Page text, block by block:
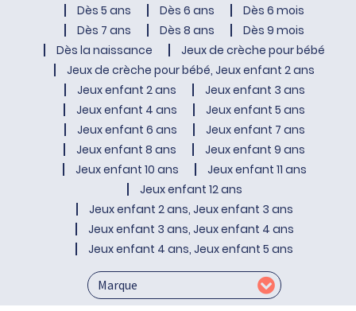
Dès 5 ans
Dès 6 ans
Dès 6 mois
Dès 7 ans
Dès 8 ans
Dès 9 mois
Dès la naissance
Jeux de crèche pour bébé
Jeux de crèche pour bébé, Jeux enfant 2 ans
Jeux enfant 2 ans
Jeux enfant 3 ans
Jeux enfant 4 ans
Jeux enfant 5 ans
Jeux enfant 6 ans
Jeux enfant 7 ans
Jeux enfant 8 ans
Jeux enfant 9 ans
Jeux enfant 10 ans
Jeux enfant 11 ans
Jeux enfant 12 ans
Jeux enfant 2 ans, Jeux enfant 3 ans
Jeux enfant 3 ans, Jeux enfant 4 ans
Jeux enfant 4 ans, Jeux enfant 5 ans